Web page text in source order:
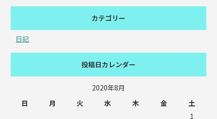
カテゴリー
日記
投稿日カレンダー
2020年8月
日
月 火 水 木 金
土
1